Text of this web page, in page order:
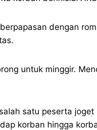
dengan
untuk minggir.
satu peserta
korban hingga